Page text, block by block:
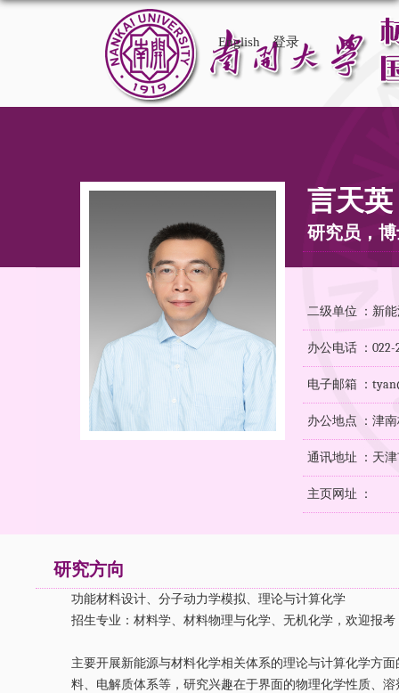
English 登录
言天英
研究员，
二级单位 ：新
办公电话 ：022-
电子邮箱 ：
办公地点 ：津
通讯地址 ：天
主页网址 ：
研究方向
功能材料设计、分子动力学模拟、理论与计算化学
招生专业：材料学、材料物理与化学、无机化学，欢迎报
主要开展新能源与材料化学相关体系的理论与计算化学方
料、电解质体系等，研究兴趣在于界面的物理化学性质、